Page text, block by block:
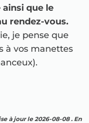
que le
rendez-vous.
je pense que
à vos manettes
à jour le 2026-08-08 . En